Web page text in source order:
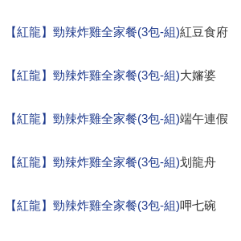
【紅龍】勁辣炸雞全家餐(3包-組)紅豆食府
【紅龍】勁辣炸雞全家餐(3包-組)大嬸婆
【紅龍】勁辣炸雞全家餐(3包-組)端午連假
【紅龍】勁辣炸雞全家餐(3包-組)划龍舟
【紅龍】勁辣炸雞全家餐(3包-組)呷七碗